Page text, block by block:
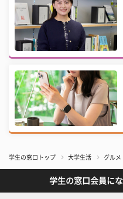
学生の窓口トップ 大学生活 グルメ
学生の窓口会員に